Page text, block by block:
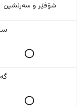
شۆفێر و سەرنشین